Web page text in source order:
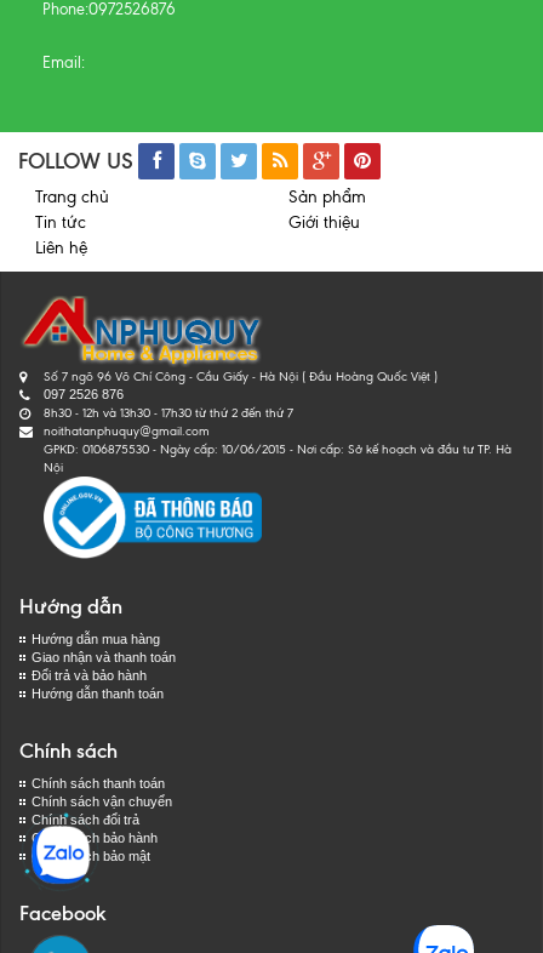
Phone:0972526876
Email:
FOLLOW US
Trang chủ
Sản phẩm
Tin tức
Giới thiệu
Liên hệ
Số 7 ngõ 96 Võ Chí Công - Cầu Giấy - Hà Nội ( Đầu Hoàng Quốc Việt )
097 2526 876
8h30 - 12h và 13h30 - 17h30 từ thứ 2 đến thứ 7
noithatanphuquy@gmail.com
GPKD: 0106875530 - Ngày cấp: 10/06/2015 - Nơi cấp: Sở kế hoạch và đầu tư TP. Hà
Nội
Hướng dẫn
Hướng dẫn mua hàng
Giao nhận và thanh toán
Đổi trả và bảo hành
Hướng dẫn thanh toán
Chính sách
Chính sách thanh toán
Chính sách vận chuyển
Chính sách đổi trả
Chính sách bảo hành
Chính sách bảo mật
Facebook